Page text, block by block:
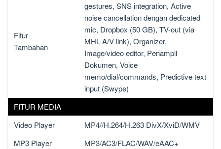
Fitur
Tambahan
gestures, SNS integration, Active
noise cancellation dengan dedicated
mic, Dropbox (50 GB), TV-out (via
MHL A/V link), Organizer,
Image/video editor, Penampil
Dokumen, Voice
memo/dial/commands, Predictive text
input (Swype)
FITUR MEDIA
Video Player
MP4//H.264/H.263 DivX/XviD/WMV
MP3 Player
MP3/AC3/FLAC/WAV/eAAC+